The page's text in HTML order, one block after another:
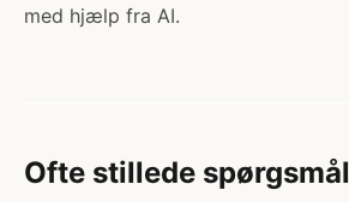
med hjælp fra AI.
Ofte stillede spørgsmål